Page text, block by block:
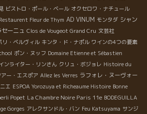
ビストロ・ポール・ベール オクセロワ・ナチュール
Restaurent Fleur de Thym AD VINUM モンタダ シャン
ーニュ Clos de Vougeot Grand Cru 文芸社
リ・ベルヴィル キンタ・ド・ナポル ワインの4つの要素
ポン・ヌッフ Domaine Etienne et Sébastien
ンライター・リンさん クリュ・ボジョレ Histoire du
アー・エスポア Allez les Verres ラフォレ・ヌーヴォー
エ ESPOA Yorozuya et Richeaume Histoire Bonne
Popet La Chambre Noire Paris 11e BODEGUILLA
Gorges アレクサンドル・バン Feu Katsuyama サンジ